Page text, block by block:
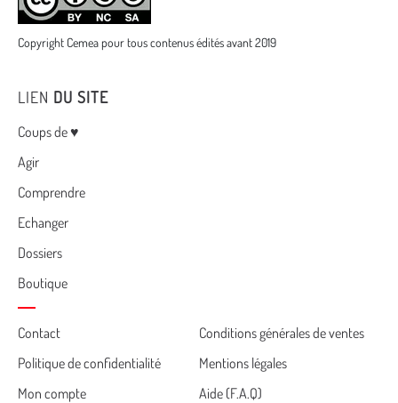
Copyright Cemea pour tous contenus édités avant 2019
LIEN DU SITE
Menu
Coups de ♥
Agir
Comprendre
Echanger
Dossiers
Boutique
Cemea
footer
Contact
Conditions générales de ventes
Politique de confidentialité
Mentions légales
Mon compte
Aide (F.A.Q)